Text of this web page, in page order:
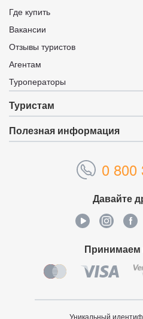
Где купить
Вакансии
Отзывы туристов
Агентам
Туроператоры
Туристам
Полезная информация
0 800
Давайте
Принимаем
Уникальный